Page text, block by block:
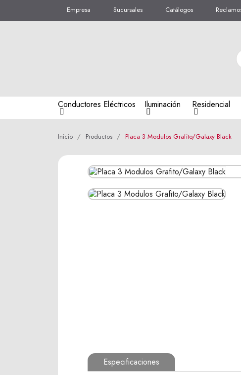
Empresa Sucursales Catálogos
Conductores Eléctricos Iluminación Residencial
Inicio Productos Placa 3 Modulos Grafito/Galaxy Black
Especificaciones